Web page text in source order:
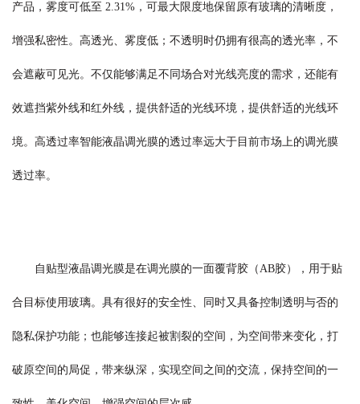
产品，雾度可低至 2.31%，可最大限度地保留原有玻璃的清晰度，
增强私密性。高透光、雾度低；不透明时仍拥有很高的透光率，不
会遮蔽可见光。不仅能够满足不同场合对光线亮度的需求，还能有
效遮挡紫外线和红外线，提供舒适的光线环境，提供舒适的光线环
境。高透过率智能液晶调光膜的透过率远大于目前市场上的调光膜
透过率。
自贴型液晶调光膜是在调光膜的一面覆背胶（AB胶），用于贴
合目标使用玻璃。具有很好的安全性、同时又具备控制透明与否的
隐私保护功能；也能够连接起被割裂的空间，为空间带来变化，打
破原空间的局促，带来纵深，实现空间之间的交流，保持空间的一